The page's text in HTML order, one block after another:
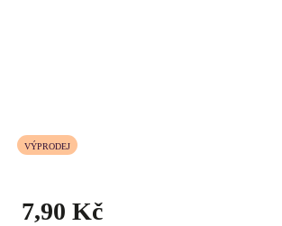
VÝPRODEJ
7,90 Kč